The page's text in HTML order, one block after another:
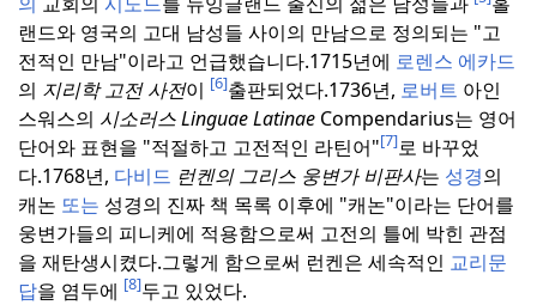
랜드와 영국의 고대 남성들 사이의 만남으로 정의되는 "고
전적인 만남"이라고 언급했습니다.1715년에 로렌스 에카드
의 지리학 고전 사전이 [6]출판되었다.1736년, 로버트 아인
스워스의 시소러스 Linguae Latinae Compendarius는 영어
단어와 표현을 "적절하고 고전적인 라틴어"[7]로 바꾸었
다.1768년, 다비드 런켄의 그리스 웅변가 비판사는 성경의
캐논 또는 성경의 진짜 책 목록 이후에 "캐논"이라는 단어를
웅변가들의 피니케에 적용함으로써 고전의 틀에 박힌 관점
을 재탄생시켰다.그렇게 함으로써 런켄은 세속적인 교리문
답을 염두에 [8]두고 있었다.